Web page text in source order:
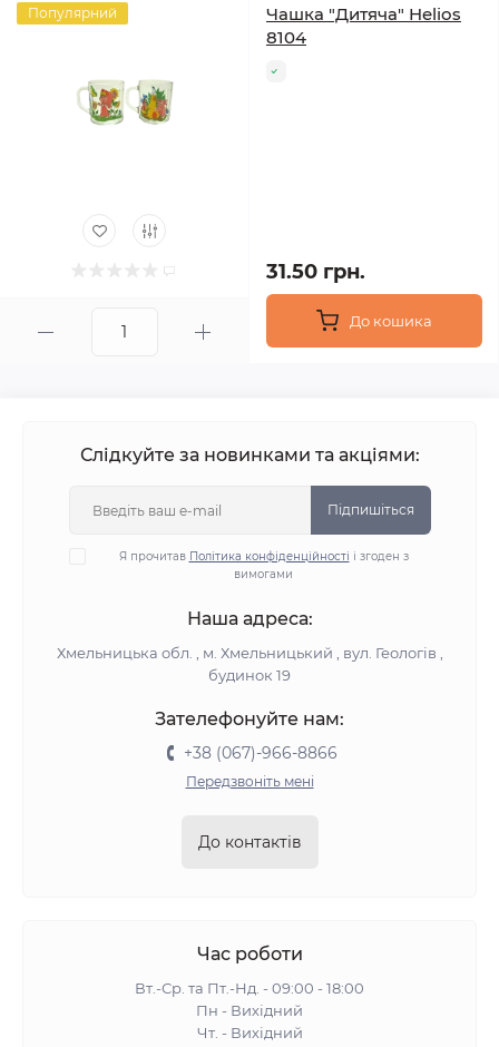
Популярний
Чашка "Дитяча" Helios
8104
31.50 грн.
До кошика
Слідкуйте за новинками та акціями:
Підпишіться
Я прочитав Політика конфіденційності і згоден з
вимогами
Наша адреса:
Хмельницька обл. , м. Хмельницький , вул. Геологів ,
будинок 19
Зателефонуйте нам:
+38 (067)-966-8866
Передзвоніть мені
До контактів
Час роботи
Вт.-Ср. та Пт.-Нд. - 09:00 - 18:00
Пн - Вихідний
Чт. - Вихідний